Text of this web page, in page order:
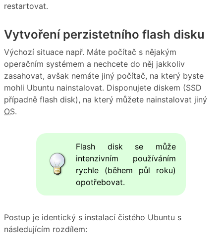
restartovat.
Vytvoření perzistetního flash disku
Výchozí situace např. Máte počítač s nějakým
operačním systémem a nechcete do něj jakkoliv
zasahovat, avšak nemáte jiný počítač, na který byste
mohli Ubuntu nainstalovat. Disponujete diskem (SSD
případně flash disk), na který můžete nainstalovat jiný
OS.
Flash disk se může
intenzivním používáním
rychle (během půl roku)
opotřebovat.
Postup je identický s instalací čistého Ubuntu s
následujícím rozdílem: